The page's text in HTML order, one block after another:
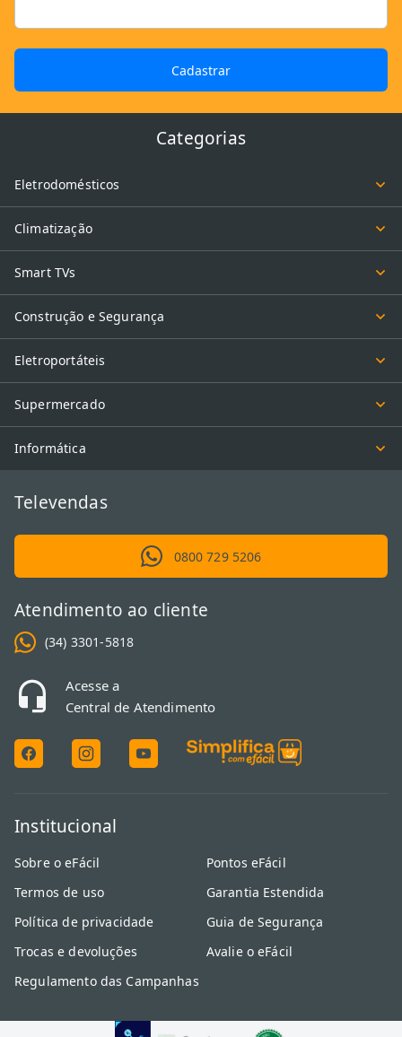
Cadastrar
Categorias
Eletrodomésticos
Climatização
Smart TVs
Construção e Segurança
Eletroportáteis
Supermercado
Informática
Televendas
0800 729 5206
Atendimento ao cliente
(34) 3301-5818
Acesse a
Central de Atendimento
Institucional
Sobre o eFácil
Termos de uso
Política de privacidade
Trocas e devoluções
Regulamento das Campanhas
Pontos eFácil
Garantia Estendida
Guia de Segurança
Avalie o eFácil